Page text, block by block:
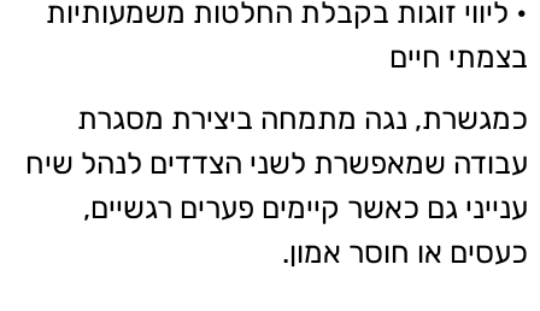
• ליווי זוגות בקבלת החלטות משמעותיות
בצמתי חיים
כמגשרת, נגה מתמחה ביצירת מסגרת
עבודה שמאפשרת לשני הצדדים לנהל שיח
ענייני גם כאשר קיימים פערים רגשיים,
כעסים או חוסר אמון.